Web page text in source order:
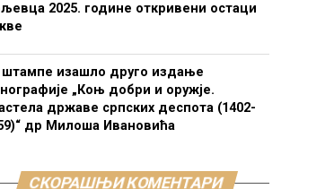
2025. године откривени остаци
штампе изашло друго издање
„Коњ добри и оружје.
државе српских деспота (1402-
др Милоша Ивановића
СКОРАШЊИ КОМЕНТАРИ